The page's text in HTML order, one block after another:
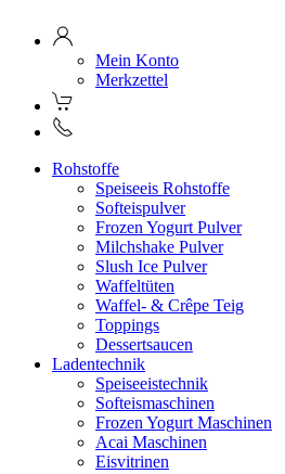
Mein Konto
Merkzettel
Rohstoffe
Speiseeis Rohstoffe
Softeispulver
Frozen Yogurt Pulver
Milchshake Pulver
Slush Ice Pulver
Waffeltüten
Waffel- & Crêpe Teig
Toppings
Dessertsaucen
Ladentechnik
Speiseeistechnik
Softeismaschinen
Frozen Yogurt Maschinen
Acai Maschinen
Eisvitrinen